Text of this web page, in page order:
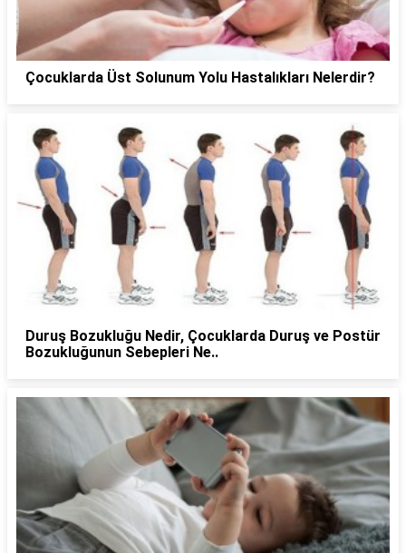
Çocuklarda Üst Solunum Yolu Hastalıkları Nelerdir?
Duruş Bozukluğu Nedir, Çocuklarda Duruş ve Postür
Bozukluğunun Sebepleri Ne..